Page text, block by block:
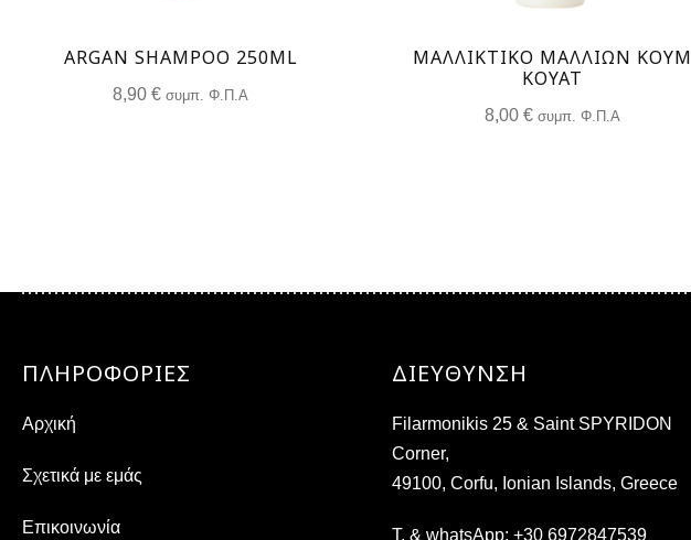
ARGAN SHAMPOO 250ML
8,90€ συμπ. Φ.Π.Α
ΜΑΛΛΙΚΤΙΚΟ ΜΑΛΛΙΩΝ ΚΟΥΜ
ΚΟΥΆΤ
8,00€ συμπ. Φ.Π.Α
ΠΛΗΡΟΦΟΡΙΕΣ
Αρχική
Σχετικά με εμάς
Επικοινωνία
ΔΙΕΎΘΥΝΣΗ
Filarmonikis 25 & Saint SPYRIDON
Corner,
49100, Corfu, Ionian Islands, Greece
T. & whatsApp: +30 6972847539